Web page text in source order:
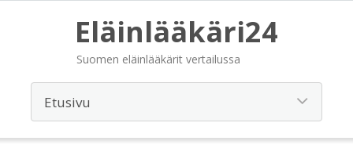
Eläinlääkäri24
Suomen eläinlääkärit vertailussa